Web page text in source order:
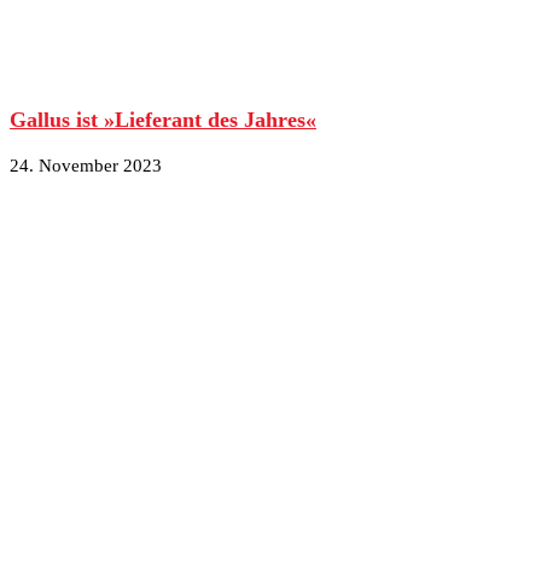
Gallus ist »Lieferant des Jahres«
24. November 2023